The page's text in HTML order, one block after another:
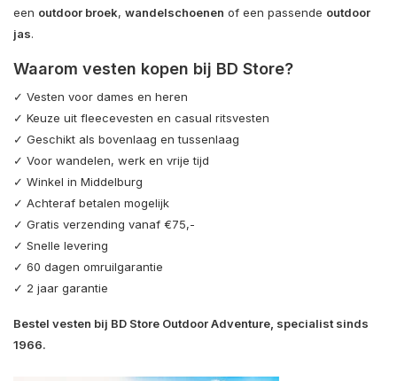
een outdoor broek, wandelschoenen of een passende outdoor
jas.
Waarom vesten kopen bij BD Store?
✓ Vesten voor dames en heren
✓ Keuze uit fleecevesten en casual ritsvesten
✓ Geschikt als bovenlaag en tussenlaag
✓ Voor wandelen, werk en vrije tijd
✓ Winkel in Middelburg
✓ Achteraf betalen mogelijk
✓ Gratis verzending vanaf €75,-
✓ Snelle levering
✓ 60 dagen omruilgarantie
✓ 2 jaar garantie
Bestel vesten bij BD Store Outdoor Adventure, specialist sinds
1966.